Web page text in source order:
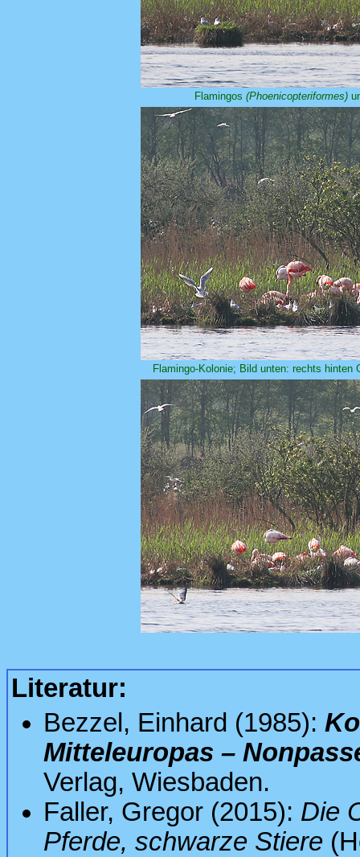
Flamingos (Phoenicopteriformes)
Flamingo-Kolonie; Bild unten: rechts hinten
Literatur:
Bezzel, Einhard (1985):
Mitteleuropas –
Verlag, Wiesbaden.
Faller, Gregor (2015): Die
Pferde, schwarze Stiere